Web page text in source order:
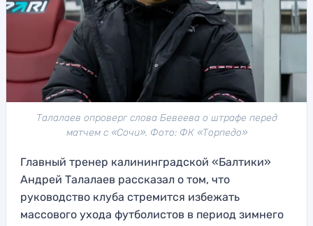
Талалаев опроверг слова Бевеева о штрафе перед
матчем с «Сочи». Фото: ФК «Торпедо»
Главный тренер калининградской «Балтики»
Андрей Талалаев рассказал о том, что
руководство клуба стремится избежать
массового ухода футболистов в период зимнего